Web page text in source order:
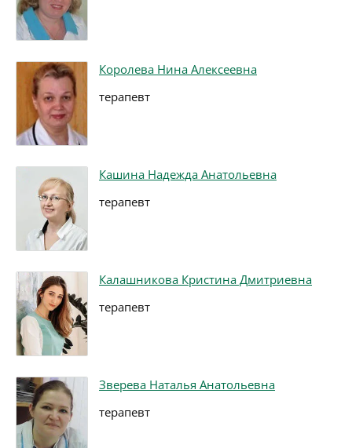
Королева Нина Алексеевна
терапевт
Кашина Надежда Анатольевна
терапевт
Калашникова Кристина Дмитриевна
терапевт
Зверева Наталья Анатольевна
терапевт